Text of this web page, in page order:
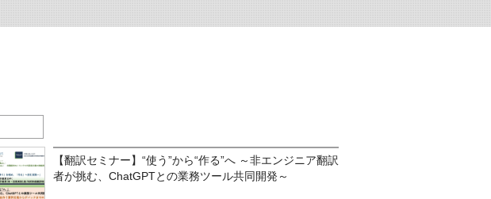
【翻訳セミナー】“使う”から“作る”へ ～非エンジニア翻訳
者が挑む、ChatGPTとの業務ツール共同開発～